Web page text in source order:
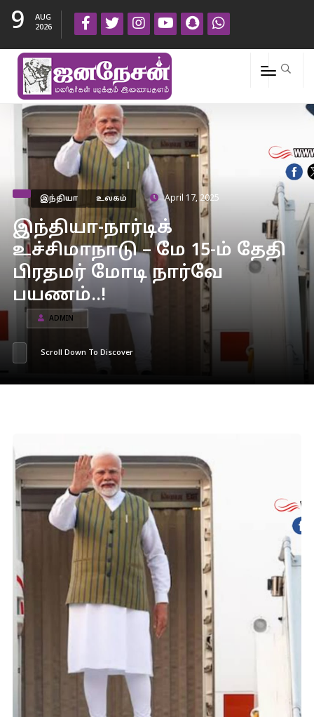
9
AUG
2026
இந்தியா உலகம் April 17, 2025
இந்தியா-நார்டிக்
உச்சிமாநாடு – மே 15-ம் தேதி
பிரதமர் மோடி நார்வே
பயணம்..!
ADMIN
Scroll Down To Discover